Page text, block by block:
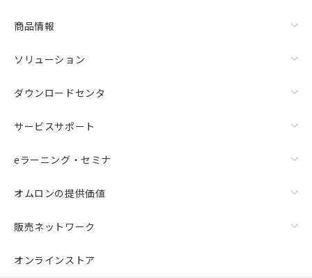
商品情報
ソリューション
ダウンロードセンタ
サービスサポート
eラーニング・セミナ
オムロンの提供価値
販売ネットワーク
オンラインストア